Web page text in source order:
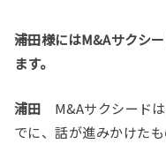
――浦田様にはM&Aサクシ
ます。
浦田 M&Aサクシード
でに、話が進みかけた